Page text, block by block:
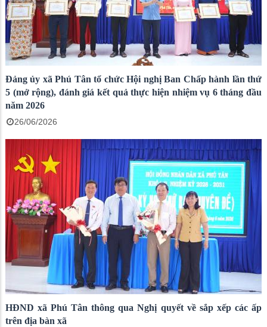
Đảng ủy xã Phú Tân tổ chức Hội nghị Ban Chấp hành lần thứ
5 (mở rộng), đánh giá kết quả thực hiện nhiệm vụ 6 tháng đầu
năm 2026
26/06/2026
HĐND xã Phú Tân thông qua Nghị quyết về sắp xếp các ấp
trên địa bàn xã